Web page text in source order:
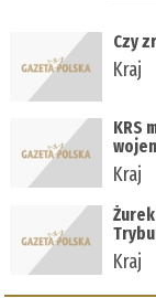
Czy
Kraj
KRS
Kraj
Kraj